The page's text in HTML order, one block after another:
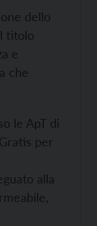
dello
titolo
e
che
le ApT di
per
alla